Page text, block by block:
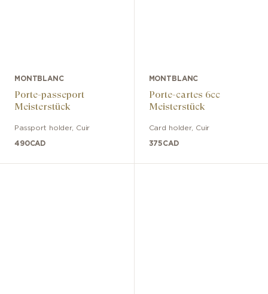
MONTBLANC
Porte-passeport
Meisterstück
Passport holder, Cuir
490CAD
MONTBLANC
Porte-cartes 6cc
Meisterstück
Card holder, Cuir
375CAD